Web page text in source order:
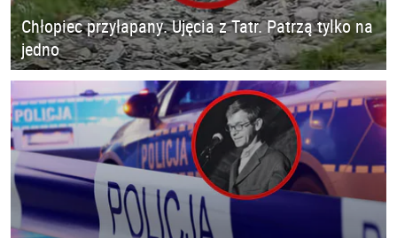
Chłopiec przyłapany. Ujęcia z Tatr. Patrzą tylko na
jedno